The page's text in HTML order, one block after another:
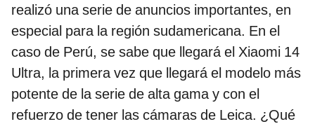
realizó una serie de anuncios importantes, en
especial para la región sudamericana. En el
caso de Perú, se sabe que llegará el Xiaomi 14
Ultra, la primera vez que llegará el modelo más
potente de la serie de alta gama y con el
refuerzo de tener las cámaras de Leica. ¿Qué